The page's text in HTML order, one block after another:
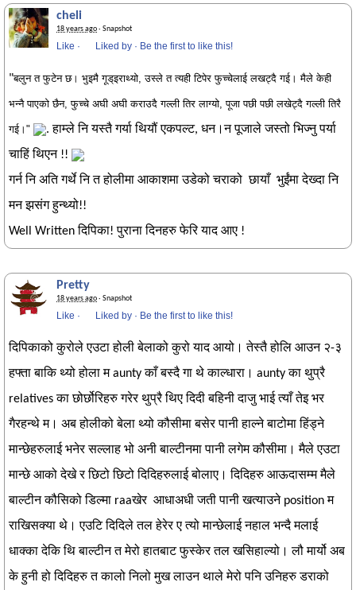
cheli
18 years ago· Snapshot
Like · Liked by · Be the first to like this!
"बलुन त फुटेन छ। भुइमै गूड्इराथ्यो, उस्ले त त्यही टिपेर फुच्चेलाई लखट्दै गई। मैले केही
भन्नै पाएको छैन, फुच्चे अघी अघी कराउदै गल्ली तिर लाग्यो, पूजा पछी पछी लखेट्दै गल्ली तिरै
गई।"
. हाम्ले नि यस्तै गर्या थियौं एकपल्ट, धन।न पूजाले जस्तो भिज्नु पर्या
चाहिं थिएन !!
गर्न नि अति गर्थे नि त होलीमा आकाशमा उडेको चराको छायाँ भुईंमा देख्दा नि
मन झसंग हुन्थ्यो!!
Well Written दिपिका! पुराना दिनहरु फेरि याद आए !
Pretty
18 years ago· Snapshot
Like · Liked by · Be the first to like this!
दिपिकाको कुरोले एउटा होली बेलाको कुरो याद आयो। तेस्तै होलि आउन २-३
हफ्ता बाकि थ्यो होला म aunty काँ बस्दै गा थे काल्धारा। aunty का थुप्रै
relatives का छोर्छोरिहरु गरेर थुप्रै थिए दिदी बहिनी दाजु भाई त्याँ तेइ भर
गैरहन्थे म। अब होलीको बेला थ्यो कौसीमा बसेर पानी हाल्ने बाटोमा हिंड्ने
मान्छेहरुलाई भनेर सल्लाह भो अनी बाल्टीनमा पानी लगेम कौसीमा। मैले एउटा
मान्छे आको देखे र छिटो छिटो दिदिहरुलाई बोलाए। दिदिहरु आऊदासम्म मैले
बाल्टीन कौसिको डिल्मा raaखेर आधाअधी जती पानी खत्याउने position म
राखिसक्या थे। एउटि दिदिले तल हेरेर ए त्यो मान्छेलाई नहाल भन्दै मलाई
धाक्का देकि थि बाल्टीन त मेरो हातबाट फुस्केर तल खसिहाल्यो। लौ मार्यो अब
के हुनी हो दिदिहरु त कालो निलो मुख लाउन थाले मेरो पनि उनिहरु डराको